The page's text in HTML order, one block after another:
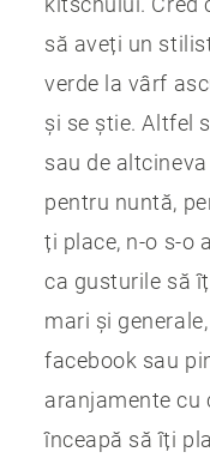
să aveți un
verde la vârf
și se știe. Altfel
sau de
pentru nuntă,
ți place, n-o s-o
ca gusturile să
mari și
facebook sau
aranjamente cu
înceapă să îți